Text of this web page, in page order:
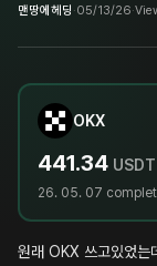
맨땅에헤딩 ·05/13/26·
OKX
441.34 USDT
26. 05. 07
원래 OKX 쓰고있었는